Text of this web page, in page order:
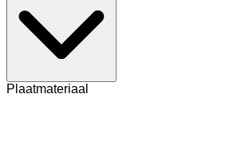
Plaatmateriaal